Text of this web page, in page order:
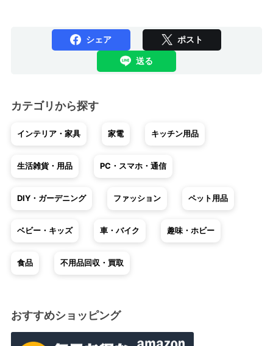
シェア ポスト
送る
カテゴリから探す
インテリア・家具 家電 キッチン用品
生活雑貨・用品 PC・スマホ・通信
DIY・ガーデニング ファッション ペット用品
ベビー・キッズ 車・バイク 趣味・ホビー
食品 不用品回収・買取
おすすめショッピング